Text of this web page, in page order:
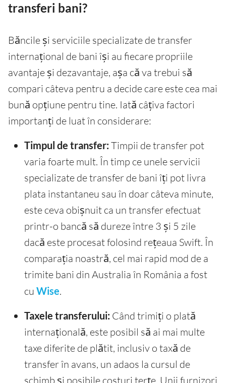
transferi bani?
Băncile și serviciile specializate de transfer
internațional de bani își au fiecare propriile
avantaje și dezavantaje, așa că va trebui să
compari câteva pentru a decide care este cea mai
bună opțiune pentru tine. Iată câțiva factori
importanți de luat în considerare:
Timpul de transfer: Timpii de transfer pot
varia foarte mult. În timp ce unele servicii
specializate de transfer de bani îți pot livra
plata instantaneu sau în doar câteva minute,
este ceva obișnuit ca un transfer efectuat
printr-o bancă să dureze între 3 și 5 zile
dacă este procesat folosind rețeaua Swift. În
comparația noastră, cel mai rapid mod de a
trimite bani din Australia în România a fost
cu Wise.
Taxele transferului: Când trimiți o plată
internațională, este posibil să ai mai multe
taxe diferite de plătit, inclusiv o taxă de
transfer în avans, un adaos la cursul de
schimb și posibile costuri terțe. Unii furnizori